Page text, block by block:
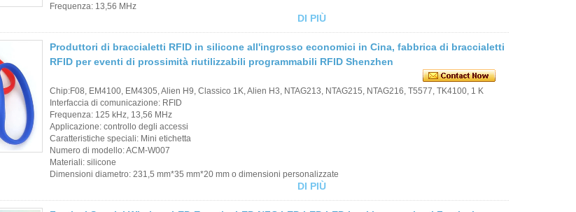
Frequenza: 13,56 MHz
DI PIÙ
Produttori di braccialetti RFID in silicone all'ingrosso economici in Cina, fabbrica di braccialetti
RFID per eventi di prossimità riutilizzabili programmabili RFID Shenzhen
Chip:F08, EM4100, EM4305, Alien H9, Classico 1K, Alien H3, NTAG213, NTAG215, NTAG216, T5577, TK4100, 1 K
Interfaccia di comunicazione: RFID
Frequenza: 125 kHz, 13,56 MHz
Applicazione: controllo degli accessi
Caratteristiche speciali: Mini etichetta
Numero di modello: ACM-W007
Materiali: silicone
Dimensioni diametro: 231,5 mm*35 mm*20 mm o dimensioni personalizzate
DI PIÙ